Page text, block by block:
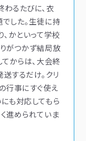
るたびに、衣
した。生徒に持
かといって学校
がつかず結局放
てからは、大会終
するだけ。クリ
行事にすぐ使え
も対応してもら
進められていま